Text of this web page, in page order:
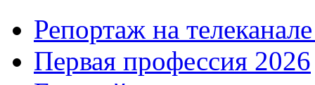
Репортаж на
Первая профессия 2026